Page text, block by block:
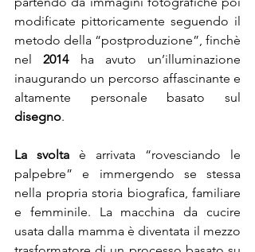
modificate pittoricamente seguendo il
metodo della “postproduzione”, finchè
nel 2014 ha avuto un’illuminazione
inaugurando un percorso affascinante e
disegno.
La svolta è arrivata “rovesciando le
palpebre” e immergendo se stessa
nella propria storia biografica, familiare
e femminile. La macchina da cucire
usata dalla mamma è diventata il mezzo